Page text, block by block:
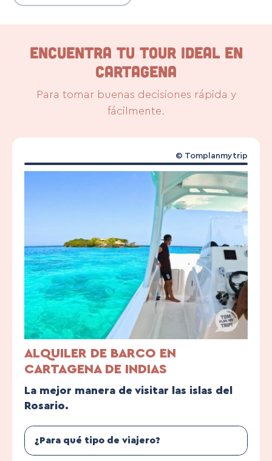
ENCUENTRA TU TOUR IDEAL EN
CARTAGENA
Para tomar buenas decisiones rápida y
fácilmente.
ALQUILER DE BARCO EN
CARTAGENA DE INDIAS
La mejor manera de visitar las islas del
Rosario.
¿Para qué tipo de viajero?
© Tomplanmytrip